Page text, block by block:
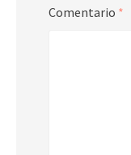
Comentario *